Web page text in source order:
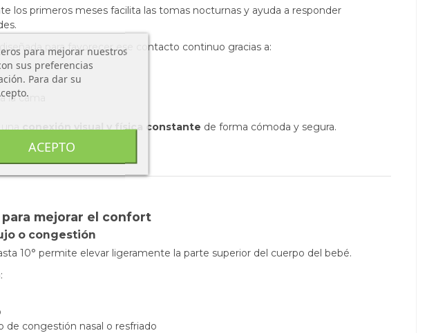
los primeros meses facilita las tomas nocturnas y ayuda a responder
para favorecer ese contacto continuo gracias a:
la cama
unaconexión visual y física constante de forma cómoda y segura.
mejorar el confort
o congestión
10° permite elevar ligeramente la parte superior del cuerpo del bebé.
de congestión nasal o resfriado
para mejorar nuestros
sus preferencias
Para dar su
ACEPTO